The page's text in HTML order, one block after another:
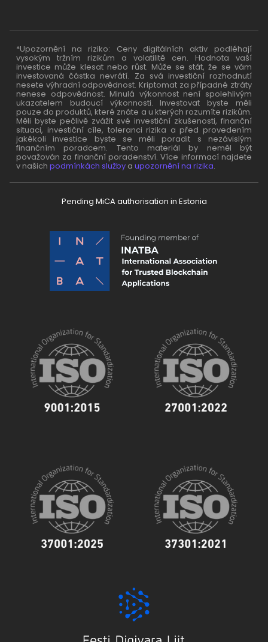
*Upozornění na riziko: Ceny digitálních aktiv podléhají
vysokým tržním rizikům a volatilitě cen. Hodnota vaší
investice může klesat nebo růst. Může se stát, že se vám
investovaná částka nevrátí. Za svá investiční rozhodnutí
nesete výhradní odpovědnost. Kriptomat za případné ztráty
nenese odpovědnost. Minulá výkonnost není spolehlivým
ukazatelem budoucí výkonnosti. Investovat byste měli
pouze do produktů, které znáte a u kterých rozumíte rizikům.
Měli byste pečlivě zvážit své investiční zkušenosti, finanční
situaci, investiční cíle, toleranci rizika a před provedením
jakékoli investice byste se měli poradit s nezávislým
finančním poradcem. Tento materiál by neměl být
považován za finanční poradenství. Více informací najdete
v našichpodmínkách služby aupozornění na rizika.
Pending MiCA authorisation in Estonia